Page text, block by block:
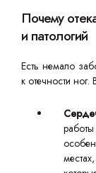
Почему
и патологий
Есть немало
к отечности ног.